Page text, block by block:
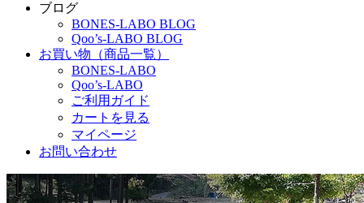
ブログ
BONES-LABO BLOG
Qoo’s-LABO BLOG
お買い物（商品一覧）
BONES-LABO
Qoo’s-LABO
ご利用ガイド
カートを見る
マイページ
お問い合わせ